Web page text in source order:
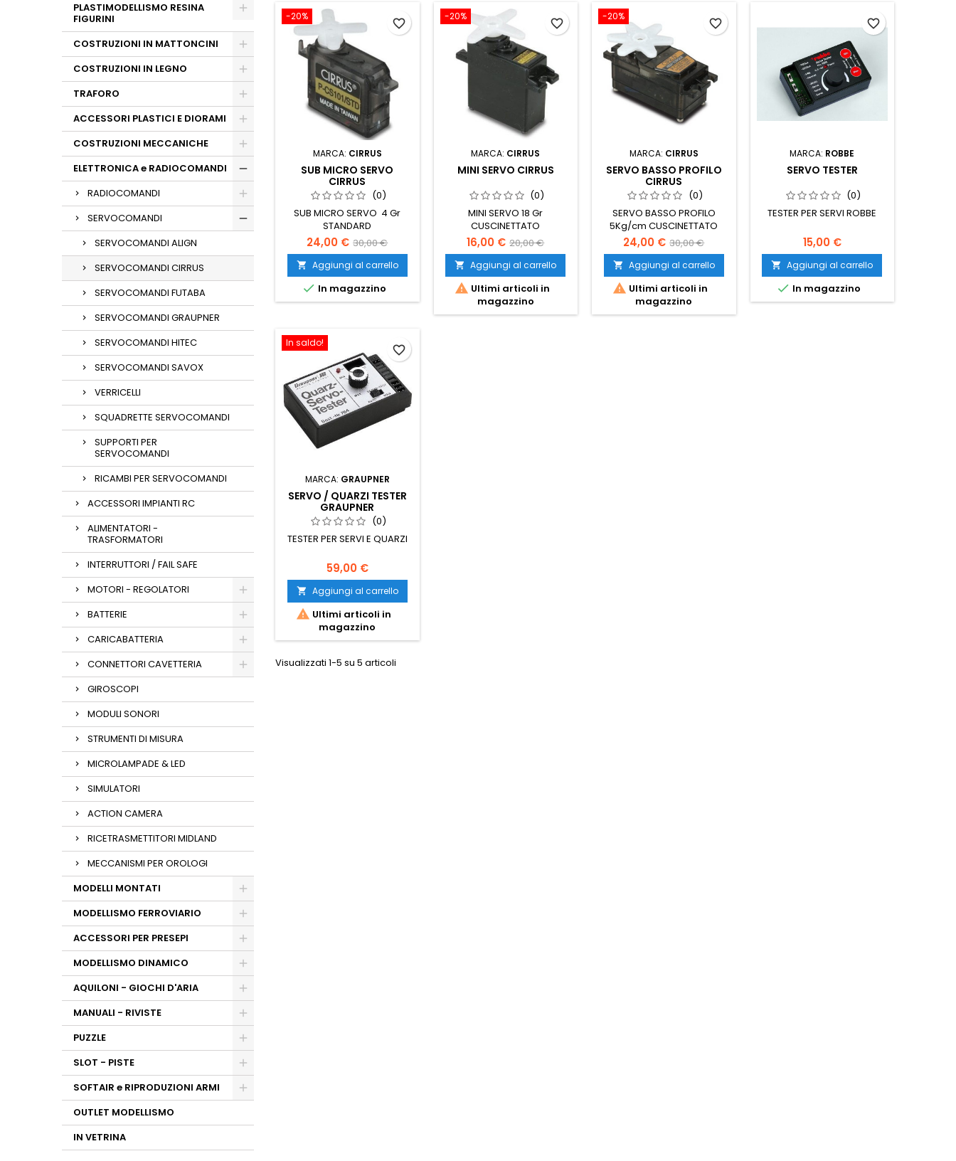
PLASTIMODELLISMO RESINA
FIGURINI
COSTRUZIONI IN MATTONCINI
COSTRUZIONI IN LEGNO
TRAFORO
ACCESSORI PLASTICI E DIORAMI
COSTRUZIONI MECCANICHE
ELETTRONICA e RADIOCOMANDI
RADIOCOMANDI
SERVOCOMANDI
SERVOCOMANDI ALIGN
SERVOCOMANDI CIRRUS
SERVOCOMANDI FUTABA
SERVOCOMANDI GRAUPNER
SERVOCOMANDI HITEC
SERVOCOMANDI SAVOX
VERRICELLI
SQUADRETTE SERVOCOMANDI
SUPPORTI PER
SERVOCOMANDI
RICAMBI PER SERVOCOMANDI
ACCESSORI IMPIANTI RC
ALIMENTATORI -
TRASFORMATORI
INTERRUTTORI / FAIL SAFE
MOTORI - REGOLATORI
BATTERIE
CARICABATTERIA
CONNETTORI CAVETTERIA
GIROSCOPI
MODULI SONORI
STRUMENTI DI MISURA
MICROLAMPADE & LED
SIMULATORI
ACTION CAMERA
RICETRASMETTITORI MIDLAND
MECCANISMI PER OROLOGI
MODELLI MONTATI
MODELLISMO FERROVIARIO
ACCESSORI PER PRESEPI
MODELLISMO DINAMICO
AQUILONI - GIOCHI D'ARIA
MANUALI - RIVISTE
PUZZLE
SLOT - PISTE
SOFTAIR e RIPRODUZIONI ARMI
OUTLET MODELLISMO
IN VETRINA
-20%
MARCA: CIRRUS
SUB MICRO SERVO
CIRRUS
(0)
SUB MICRO SERVO 4 Gr
STANDARD
24,00 € 30,00 €
 Aggiungi al carrello
 In magazzino
favorite_border
-20%
MARCA: CIRRUS
MINI SERVO CIRRUS
(0)
MINI SERVO 18 Gr
CUSCINETTATO
16,00 € 20,00 €
 Aggiungi al carrello
 Ultimi articoli in
magazzino
favorite_border
-20%
MARCA: CIRRUS
SERVO BASSO PROFILO
CIRRUS
(0)
SERVO BASSO PROFILO
5Kg/cm CUSCINETTATO
24,00 € 30,00 €
 Aggiungi al carrello
 Ultimi articoli in
magazzino
favorite_border
MARCA: ROBBE
SERVO TESTER
(0)
TESTER PER SERVI ROBBE
15,00 €
 Aggiungi al carrello
 In magazzino
favorite_border
In saldo!
MARCA: GRAUPNER
SERVO / QUARZI TESTER
GRAUPNER
(0)
TESTER PER SERVI E QUARZI
59,00 €
 Aggiungi al carrello
 Ultimi articoli in
magazzino
favorite_border
Visualizzati 1-5 su 5 articoli